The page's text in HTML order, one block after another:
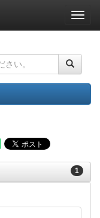
ナ
ビ
ー
ョ
ン
1